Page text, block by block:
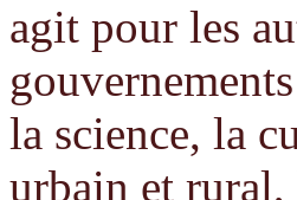
agit pour les
la science, la
urbain et rural,